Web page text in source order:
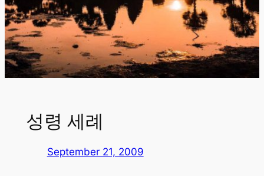
성령 세례
September 21, 2009